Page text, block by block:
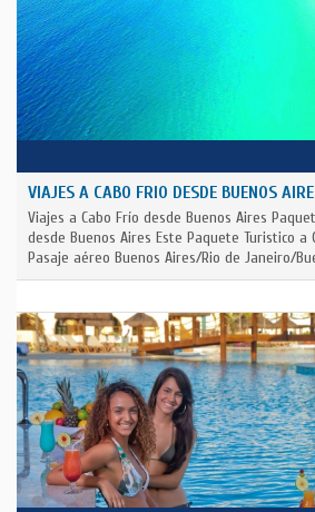
VIAJES A CABO FRIO DESDE BUENOS
Viajes a Cabo Frío desde Buenos Aires
desde Buenos Aires Este Paquete Turistico a
Pasaje aéreo Buenos Aires/Rio de Janeiro/